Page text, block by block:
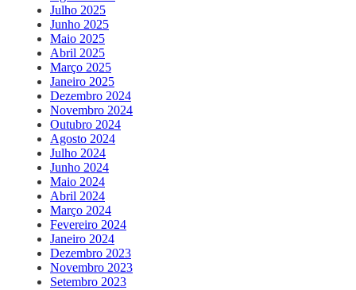
Julho 2025
Junho 2025
Maio 2025
Abril 2025
Março 2025
Janeiro 2025
Dezembro 2024
Novembro 2024
Outubro 2024
Agosto 2024
Julho 2024
Junho 2024
Maio 2024
Abril 2024
Março 2024
Fevereiro 2024
Janeiro 2024
Dezembro 2023
Novembro 2023
Setembro 2023